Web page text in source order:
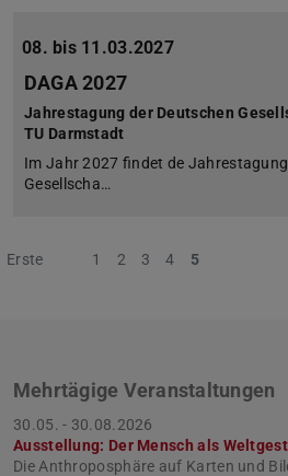
08. bis 11.03.2027
DAGA 2027
Jahrestagung der Deutschen
TU Darmstadt
Im Jahr 2027 findet de
Gesellscha…
Erste Vorherige
1 2 3 4 5
Mehrtägige Veranstaltungen
30.05. - 30.08.2026
Ausstellung: Der Mensch als
Die Anthroposphäre auf Karten und